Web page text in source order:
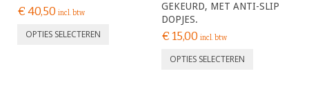
€40,50 incl. btw
OPTIES SELECTEREN
GEKEURD, MET ANTI-SLIP
DOPJES.
€15,00 incl. btw
OPTIES SELECTEREN